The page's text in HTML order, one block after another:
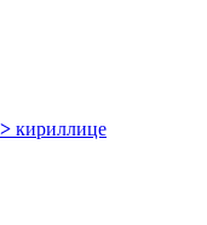
> кириллице